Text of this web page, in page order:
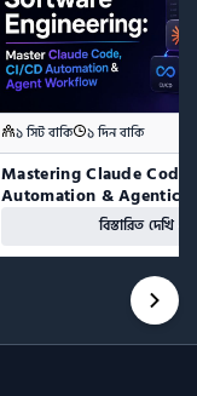
১ সিট বাকি ১ দিন বাকি
Mastering Claude
Automation & Agentic
বিস্তারিত দেখি